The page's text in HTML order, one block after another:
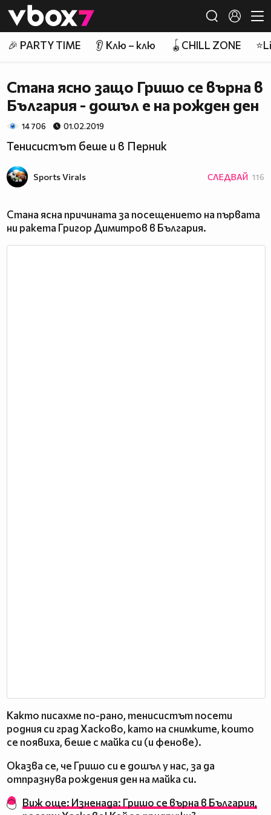
👾
🎉 PARTY TIME 👂 Клю – клю 🪀CHILL ZONE
Стана ясно защо Гришо се върна в
България - дошъл е на рожден ден
14 706 01.02.2019
Тенисистът беше и в Перник
Sports Virals СЛЕДВАЙ 116
Стана ясна причината за посещението на първата
ни ракета Григор Димитров в България.
Както писахме по-рано, тенисистът посети
родния си град Хасково, като на снимките, които
се появиха, беше с майка си (и фенове).
Оказва се, че Гришо си е дошъл у нас, за да
отпразнува рождения ден на майка си.
Виж още: Изненада: Гришо се върна в България,